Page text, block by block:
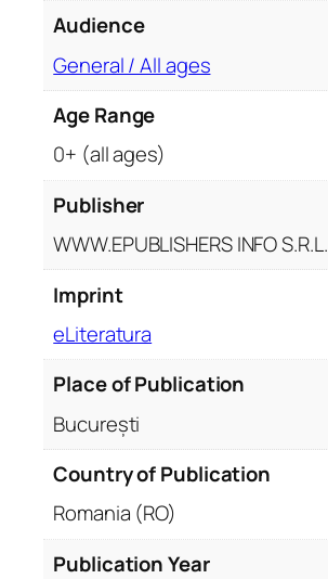
Audience
General / All ages
Age Range
0+ (all ages)
Publisher
WWW.EPUBLISHERS INFO S.R.L.
Imprint
eLiteratura
Place of Publication
București
Country of Publication
Romania (RO)
Publication Year